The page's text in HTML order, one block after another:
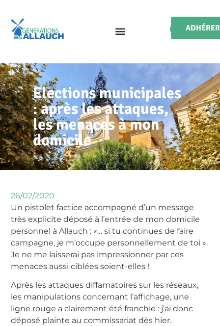
ADHÉRER
Elections municipales
: après les attaques,
les menaces à mon
domicile
26/02/2020
Un pistolet factice accompagné d’un message
très explicite déposé à l’entrée de mon domicile
personnel à Allauch : «… si tu continues de faire
campagne, je m’occupe personnellement de toi ».
Je ne me laisserai pas impressionner par ces
menaces aussi ciblées soient-elles !
Après les attaques diffamatoires sur les réseaux,
les manipulations concernant l’affichage, une
ligne rouge a clairement été franchie : j’ai donc
déposé plainte au commissariat dès hier.